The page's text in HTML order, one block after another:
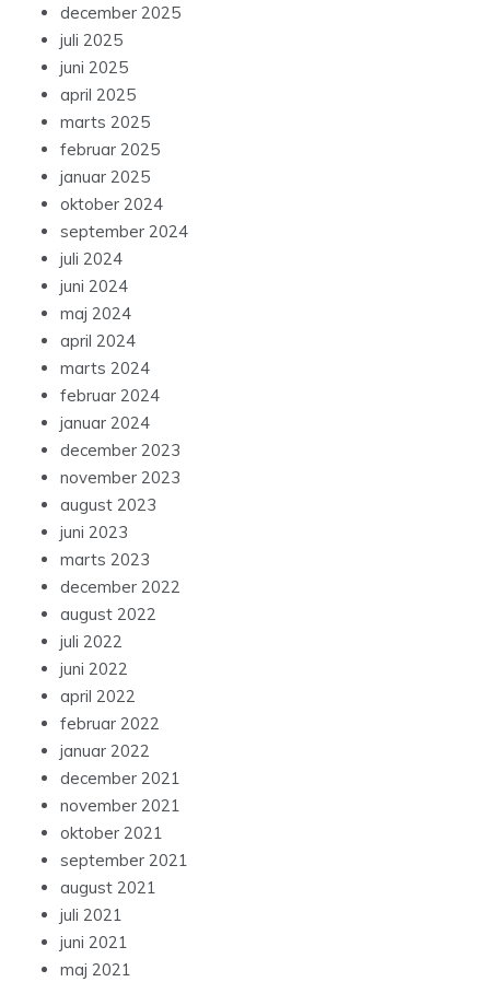
december 2025
juli 2025
juni 2025
april 2025
marts 2025
februar 2025
januar 2025
oktober 2024
september 2024
juli 2024
juni 2024
maj 2024
april 2024
marts 2024
februar 2024
januar 2024
december 2023
november 2023
august 2023
juni 2023
marts 2023
december 2022
august 2022
juli 2022
juni 2022
april 2022
februar 2022
januar 2022
december 2021
november 2021
oktober 2021
september 2021
august 2021
juli 2021
juni 2021
maj 2021